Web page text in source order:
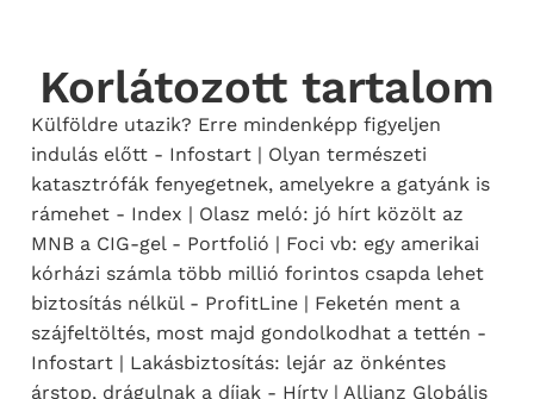
Korlátozott tartalom
Külföldre utazik? Erre mindenképp figyeljen
indulás előtt - Infostart | Olyan természeti
katasztrófák fenyegetnek, amelyekre a gatyánk is
rámehet - Index | Olasz meló: jó hírt közölt az
MNB a CIG-gel - Portfolió | Foci vb: egy amerikai
kórházi számla több millió forintos csapda lehet
biztosítás nélkül - ProfitLine | Feketén ment a
szájfeltöltés, most majd gondolkodhat a tettén -
Infostart | Lakásbiztosítás: lejár az önkéntes
árstop, drágulnak a díjak - Hírtv | Allianz Globális